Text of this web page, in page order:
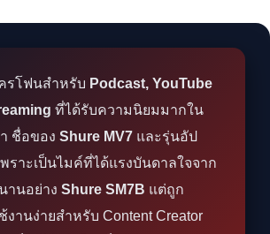
รโฟนสำหรับ Podcast, YouTube
ที่ได้รับความนิยมมากใน
ชื่อของ Shure MV7 และรุ่นอัป
พราะเป็นไมค์ที่ได้แรงบันดาลใจจาก
านอย่าง Shure SM7B แต่ถูก
านง่ายสำหรับ Content Creator